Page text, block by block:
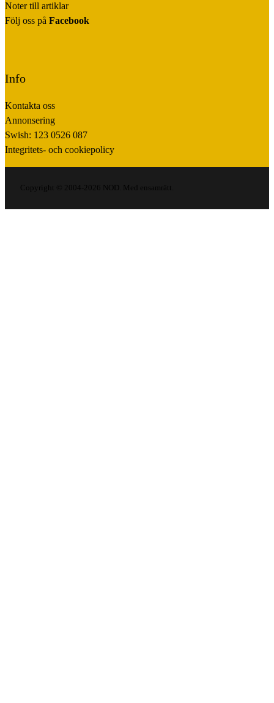
Noter till artiklar
Följ oss på Facebook
Info
Kontakta oss
Annonsering
Swish: 123 0526 087
Integritets- och cookiepolicy
Copyright © 2004-2026 NOD. Med ensamrätt.